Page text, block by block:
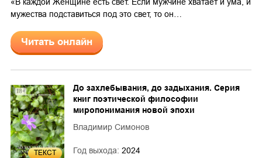
«В каждой Женщине есть свет. Если мужчине хватает и ума, и
мужества подставиться под это свет, то он…
Читать онлайн
ТЕКСТ
До захлебывания, до задыхания. Серия
книг поэтической философии
миропонимания новой эпохи
Владимир Симонов
Год выхода: 2024